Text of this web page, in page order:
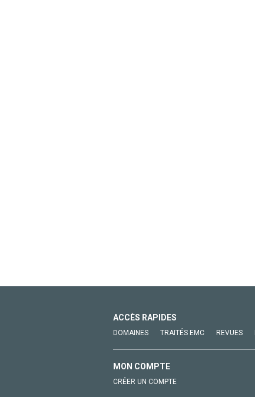
ACCÈS RAPIDES
DOMAINES TRAITÉS EMC REVUES
MON COMPTE
CRÉER UN COMPTE